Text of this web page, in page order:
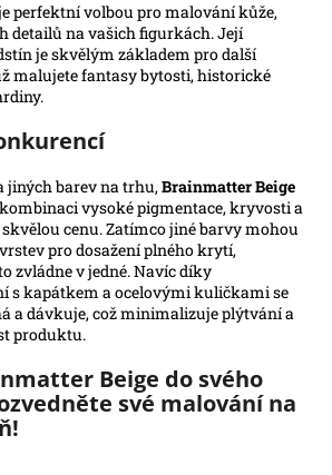
perfektní volbou pro malování kůže,
detailů na vašich figurkách. Její
je skvělým základem pro další
malujete fantasy bytosti, historické
jiných barev na trhu,Brainmatter Beige
vysoké pigmentace, kryvosti a
cenu. Zatímco jiné barvy mohou
pro dosažení plného krytí,
zvládne v jedné. Navíc díky
s kapátkem a ocelovými kuličkami se
a dávkuje, což minimalizuje plýtvání a
produktu.
Beige do svého
své malování na